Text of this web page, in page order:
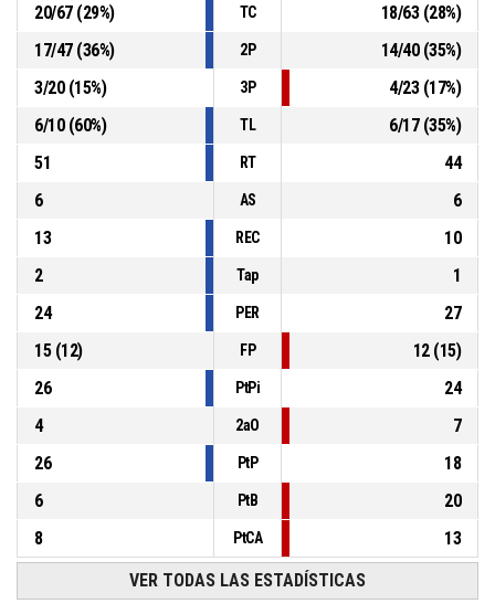
15, A. Vazquez , Pérdida por mal pase PR1 00:34
1, A. Sanchez , Rebote defensivo PR1 00:45
20/67(29%) TC 18/63(28%)
17/47(36%) 2P 14/40(35%)
3/20(15%) 3P 4/23(17%)
6/10(60%) TL 6/17(35%)
51
RT
44
6
AS
6
13
REC
10
2
Tap
1
24
PER
27
15(12) FP 12(15)
26
PtPi
24
4
2aO
7
26
PtP
18
6
PtB
20
8
PtCA 13
VER TODAS LAS ESTADÍSTICAS